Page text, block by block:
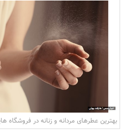
بهترین عطرهای مردانه و زنانه در فروشگاه